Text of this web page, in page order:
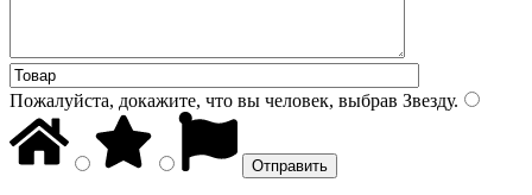
Пожалуйста, докажите, что вы человек, выбрав Звезду.